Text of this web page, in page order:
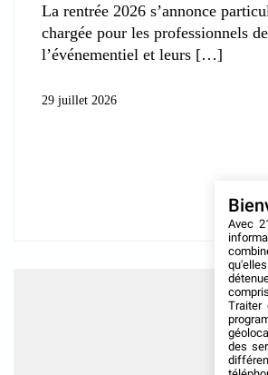
La rentrée 2026 s’annonce
chargée pour les professionnels de
l’événementiel et leurs
29 juillet 2026
Avec
Traiter
des